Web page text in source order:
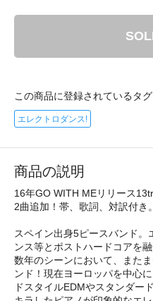
この商品に登録されているタグ
エレクトロダンス!
商品の説明
16年GO WITH MEリリース
2曲追加！帯、歌詞、対訳付き。
スペイン出身5ピースバンド。
ンス等とポストハードコアを
数年のシーンにおいて、また
ンド！現在ヨーロッパを中心
ドスタイルEDMやスタンダー